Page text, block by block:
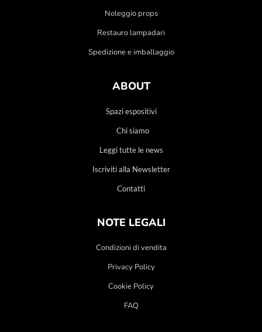
Noleggio props
Restauro lampadari
Spedizione e imballaggio
ABOUT
Spazi espositivi
Chi siamo
Leggi tutte le news
Iscriviti alla Newsletter
Contatti
NOTE LEGALI
Condizioni di vendita
Privacy Policy
Cookie Policy
FAQ